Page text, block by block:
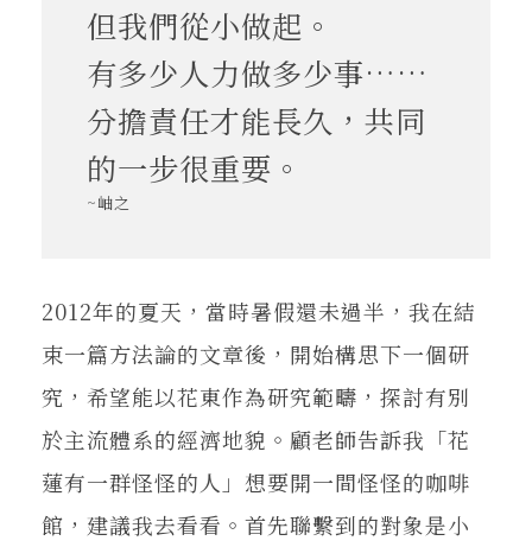
書評書介
東華風景
但我們從小做起。
有多少人力做多少事……
分擔責任才能長久，共同
的一步很重要。
~岫之
2012年的夏天，當時暑假還未過半，我在結
束一篇方法論的文章後，開始構思下一個研
究，希望能以花東作為研究範疇，探討有別
於主流體系的經濟地貌。顧老師告訴我「花
蓮有一群怪怪的人」想要開一間怪怪的咖啡
館，建議我去看看。首先聯繫到的對象是小